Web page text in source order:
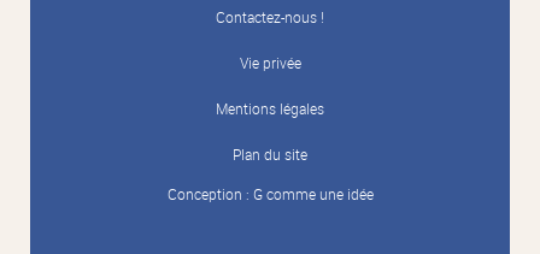
Contactez-nous !
Vie privée
Mentions légales
Plan du site
Conception : G comme une idée